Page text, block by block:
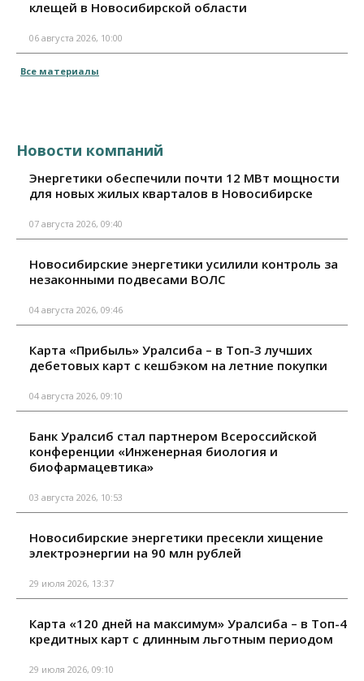
клещей в Новосибирской области
06 августа 2026, 10:00
Все материалы
Новости компаний
Энергетики обеспечили почти 12 МВт мощности
для новых жилых кварталов в Новосибирске
07 августа 2026, 09:40
Новосибирские энергетики усилили контроль за
незаконными подвесами ВОЛС
04 августа 2026, 09:46
Карта «Прибыль» Уралсиба – в Топ-3 лучших
дебетовых карт с кешбэком на летние покупки
04 августа 2026, 09:10
Банк Уралсиб стал партнером Всероссийской
конференции «Инженерная биология и
биофармацевтика»
03 августа 2026, 10:53
Новосибирские энергетики пресекли хищение
электроэнергии на 90 млн рублей
29 июля 2026, 13:37
Карта «120 дней на максимум» Уралсиба – в Топ-4
кредитных карт с длинным льготным периодом
29 июля 2026, 09:10